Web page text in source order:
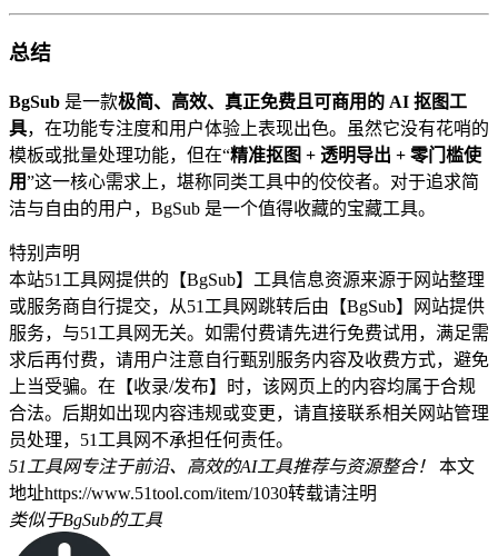
总结
BgSub 是一款极简、高效、真正免费且可商用的 AI 抠图工
具，在功能专注度和用户体验上表现出色。虽然它没有花哨的
模板或批量处理功能，但在“精准抠图 + 透明导出 + 零门槛使
用”这一核心需求上，堪称同类工具中的佼佼者。对于追求简
洁与自由的用户，BgSub 是一个值得收藏的宝藏工具。
特别声明
本站51工具网提供的【BgSub】工具信息资源来源于网站整理
或服务商自行提交，从51工具网跳转后由【BgSub】网站提供
服务，与51工具网无关。如需付费请先进行免费试用，满足需
求后再付费，请用户注意自行甄别服务内容及收费方式，避免
上当受骗。在【收录/发布】时，该网页上的内容均属于合规
合法。后期如出现内容违规或变更，请直接联系相关网站管理
员处理，51工具网不承担任何责任。
51工具网专注于前沿、高效的AI工具推荐与资源整合！
本文
地址https://www.51tool.com/item/1030转载请注明
类似于BgSub的工具